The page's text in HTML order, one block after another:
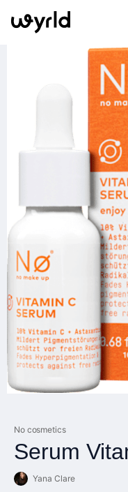
No cosmetics
Serum
Yana Clare